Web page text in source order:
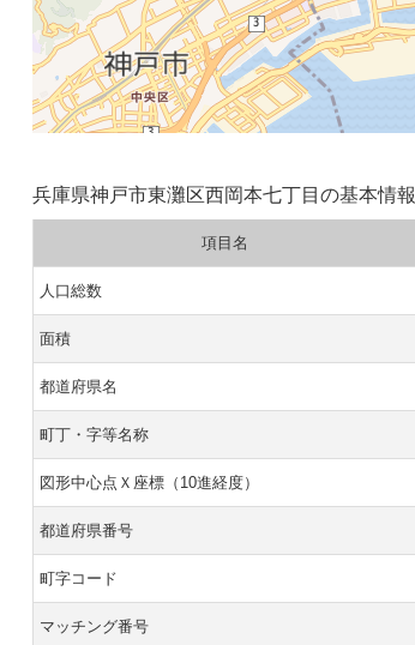
兵庫県神戸市東灘区西岡本七丁目の基本情報
項目名
人口総数
面積
都道府県名
町丁・字等名称
図形中心点Ｘ座標（10進経度）
都道府県番号
町字コード
マッチング番号